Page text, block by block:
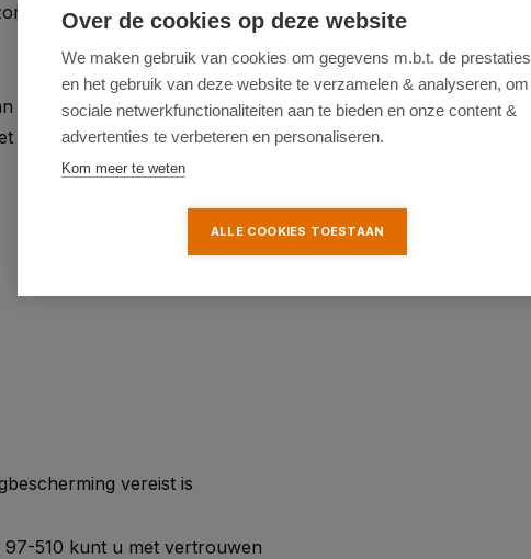
voor hoog draagcomfort
de Europese veiligheidsnormen,
product garandeert.
vereist is
97-510 kunt u met vertrouwen
Over de cookies op deze website
We maken gebruik van cookies om gegevens m.b.t. de prestaties
en het gebruik van deze website te verzamelen & analyseren, om
sociale netwerkfunctionaliteiten aan te bieden en onze content &
advertenties te verbeteren en personaliseren.
Kom meer te weten
ALLE COOKIES TOESTAAN